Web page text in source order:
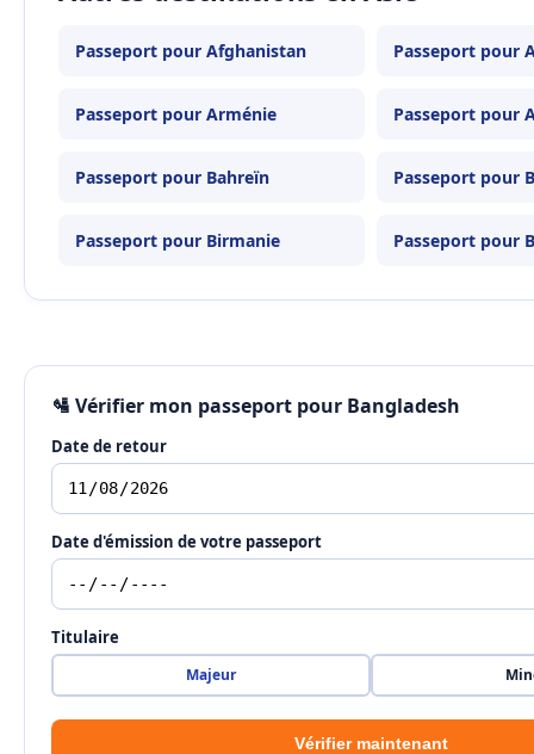
Passeport pour Afghanistan Passeport pour
Passeport pour Arménie Passeport pour
Passeport pour Bahreïn Passeport pour
Passeport pour Birmanie Passeport pour
🛂 Vérifier mon passeport pour Bangladesh
Date de retour
Date d'émission de votre passeport
Titulaire
Majeur
Vérifier maintenant